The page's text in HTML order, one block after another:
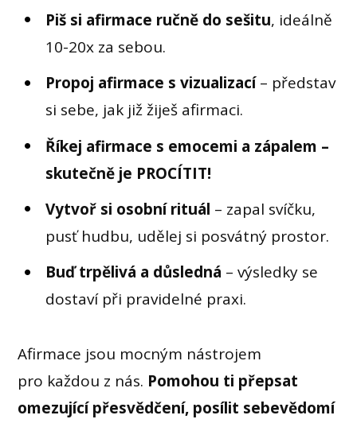
Piš si afirmace ručně do sešitu, ideálně
10-20x za sebou.
Propoj afirmace s vizualizací– představ
si sebe, jak již žiješ afirmaci.
Říkej afirmace s emocemi a zápalem –
skutečně je PROCÍTIT!
Vytvoř si osobní rituál – zapal svíčku,
pusť hudbu, udělej si posvátný prostor.
Buď trpělivá a důsledná – výsledky se
dostaví při pravidelné praxi.
Afirmace jsou mocným nástrojem
pro každou z nás. Pomohou ti přepsat
omezující přesvědčení, posílit sebevědomí